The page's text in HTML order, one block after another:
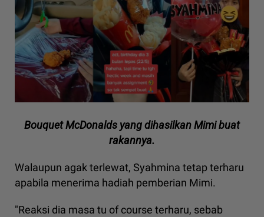
Bouquet McDonalds yang dihasilkan Mimi buat
rakannya.
Walaupun agak terlewat, Syahmina tetap terharu
apabila menerima hadiah pemberian Mimi.
"Reaksi dia masa tu of course terharu, sebab